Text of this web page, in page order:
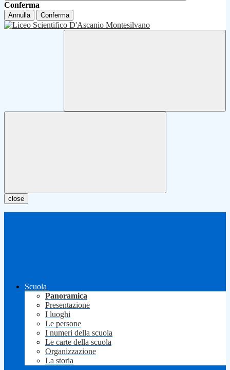
Conferma
Annulla Conferma
close
Scuola
Panoramica
Presentazione
I luoghi
Le persone
I numeri della scuola
Le carte della scuola
Organizzazione
La storia